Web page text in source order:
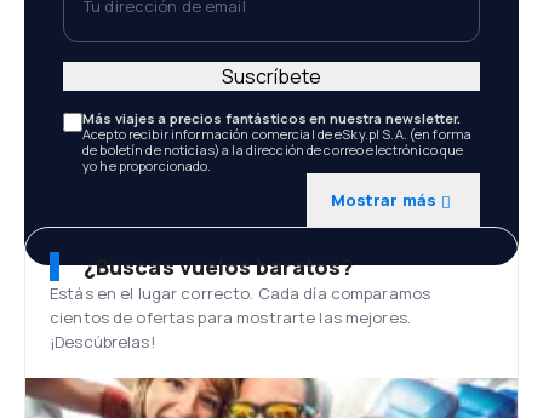
Más viajes a precios fantásticos en nuestra newsletter.
Acepto recibir información comercial de eSky.pl S.A. (en forma
de boletín de noticias) a la dirección de correo electrónico que
yo he proporcionado.
Mostrar más
Suscríbete
¿Buscas vuelos baratos?
Estás en el lugar correcto. Cada día comparamos
cientos de ofertas para mostrarte las mejores.
¡Descúbrelas!